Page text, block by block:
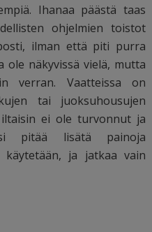
Ihanaa päästä taas
ohjelmien toistot
ilman että piti purra
ole näkyvissä vielä, mutta
verran. Vaatteissa on
tai juoksuhousujen
ei ole turvonnut ja
pitää lisätä painoja
ja jatkaa vain